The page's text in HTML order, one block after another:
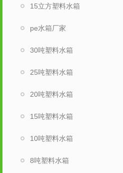
15立方塑料水箱
pe水箱厂家
30吨塑料水箱
25吨塑料水箱
20吨塑料水箱
15吨塑料水箱
10吨塑料水箱
8吨塑料水箱